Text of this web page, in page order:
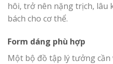
hôi, trở nên nặng trịch, lâu
bách cho cơ thể.
Form dáng phù hợp
Một bộ đồ tập lý tưởng